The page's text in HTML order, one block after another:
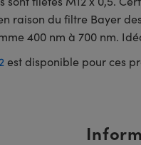
raison du filtre Bayer
400 nm à 700 nm.
est disponible pour ces